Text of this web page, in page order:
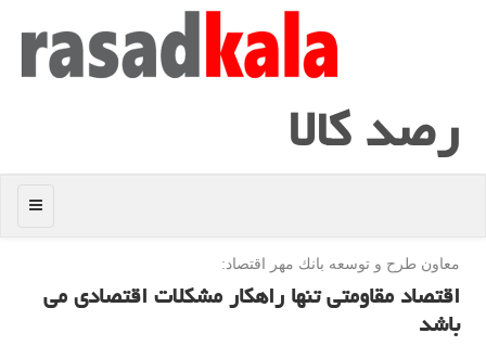
رصد كالا
منو
معاون طرح و توسعه بانك مهر اقتصاد:
اقتصاد مقاومتی تنها راهكار مشكلات اقتصادی می
باشد